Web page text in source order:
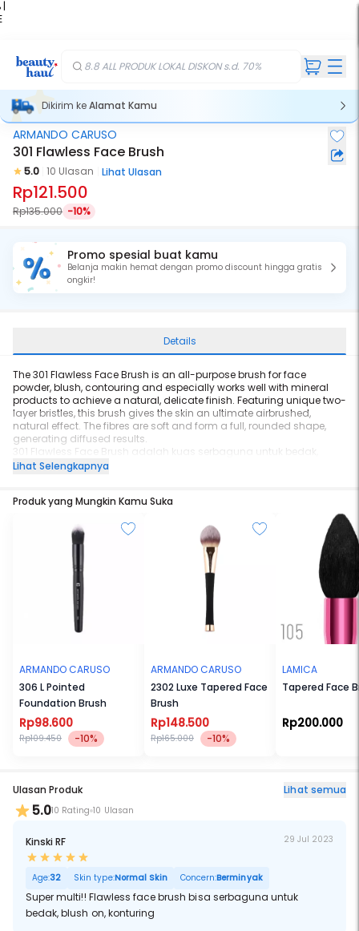
|
8.8 ALL PRODUK LOKAL DISKON s.d. 70%
Dikirim keAlamat Kamu
ARMANDO CARUSO
301 Flawless Face Brush
5.0 10 Ulasan Lihat Ulasan
Rp121.500
Rp135.000 -10%
Promo spesial buat kamu
Belanja makin hemat dengan promo discount hingga gratis
ongkir!
Details
The 301 Flawless Face Brush is an all-purpose brush for face
powder, blush, contouring and especially works well with mineral
products to achieve a natural, delicate finish. Featuring unique two-
layer bristles, this brush gives the skin an ultimate airbrushed,
natural effect. The fibres are soft and form a full, rounded shape,
generating diffused results.
301 Flawless Face Brush adalah kuas serbaguna untuk bedak,
blush on, konturing dan terutama produk mineral untuk mencapai
membentuk bulat yang penuh.
Material: Synthetic
Armando Caruso makeup brushes are made with vegan friendly,
cruelty-free synthetic but soft and high quality bristles.
Lihat Selengkapnya
Produk yang Mungkin Kamu Suka
ARMANDO CARUSO
306 L Pointed
Foundation Brush
Rp98.600
Rp109.450 -10%
ARMANDO CARUSO
2302 Luxe Tapered Face
Brush
Rp148.500
Rp165.000 -10%
LAMICA
Tapered Face
Rp200.000
Ulasan Produk Lihat semua
5.010 Rating 10 Ulasan
Kinski RF 29 Jul 2023
Age:32 Skin type:Normal Skin Concern:Berminyak
Super multi!! Flawless face brush bisa serbaguna untuk
bedak, blush on, konturing